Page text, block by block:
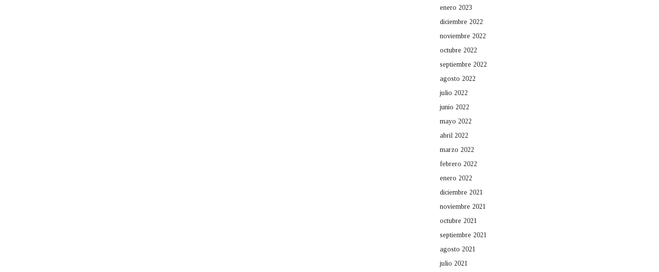
enero 2023
diciembre 2022
noviembre 2022
octubre 2022
septiembre 2022
agosto 2022
julio 2022
junio 2022
mayo 2022
abril 2022
marzo 2022
febrero 2022
enero 2022
diciembre 2021
noviembre 2021
octubre 2021
septiembre 2021
agosto 2021
julio 2021